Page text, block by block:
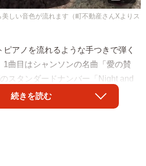
しい音色が流れます（町不動産さんXよりス
アノを流れるような手つきで弾く
1曲目はシャンソンの名曲「愛の賛
スタンダードナンバー「Night and
も素敵です！
続きを読む